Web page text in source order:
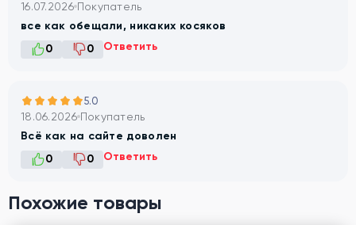
16.07.2026 Покупатель
все как обещали, никаких косяков
0
0 Ответить
5.0
18.06.2026 Покупатель
Всё как на сайте доволен
0
0 Ответить
Похожие товары